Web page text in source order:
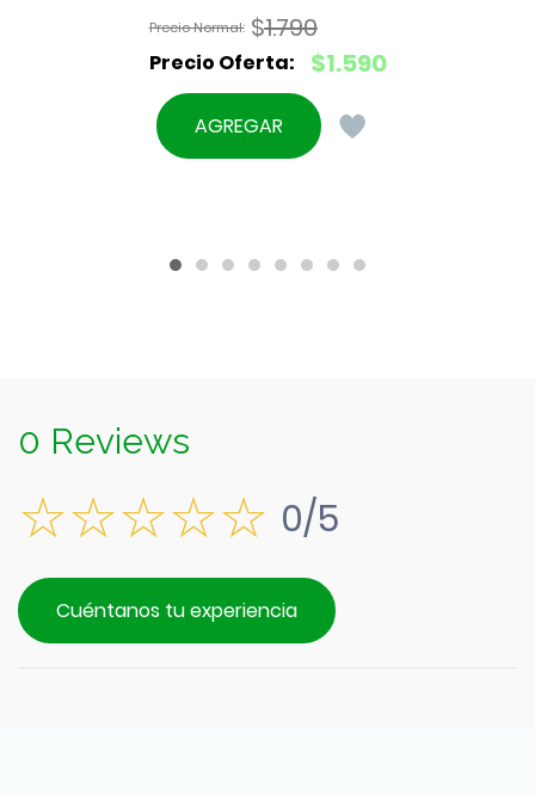
$1.790
El
precio
original
$1.590
El
precio
actual
AGREGAR
0 Reviews
0/5
Cuéntanos tu experiencia